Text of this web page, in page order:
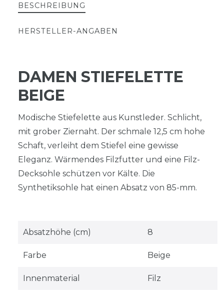
BESCHREIBUNG
HERSTELLER-ANGABEN
DAMEN STIEFELETTE
BEIGE
Modische Stiefelette aus Kunstleder. Schlicht,
mit grober Ziernaht. Der schmale 12,5 cm hohe
Schaft, verleiht dem Stiefel eine gewisse
Eleganz. Wärmendes Filzfutter und eine Filz-
Decksohle schützen vor Kälte. Die
Synthetiksohle hat einen Absatz von 85-mm.
Absatzhöhe (cm) 8
Farbe Beige
Innenmaterial Filz